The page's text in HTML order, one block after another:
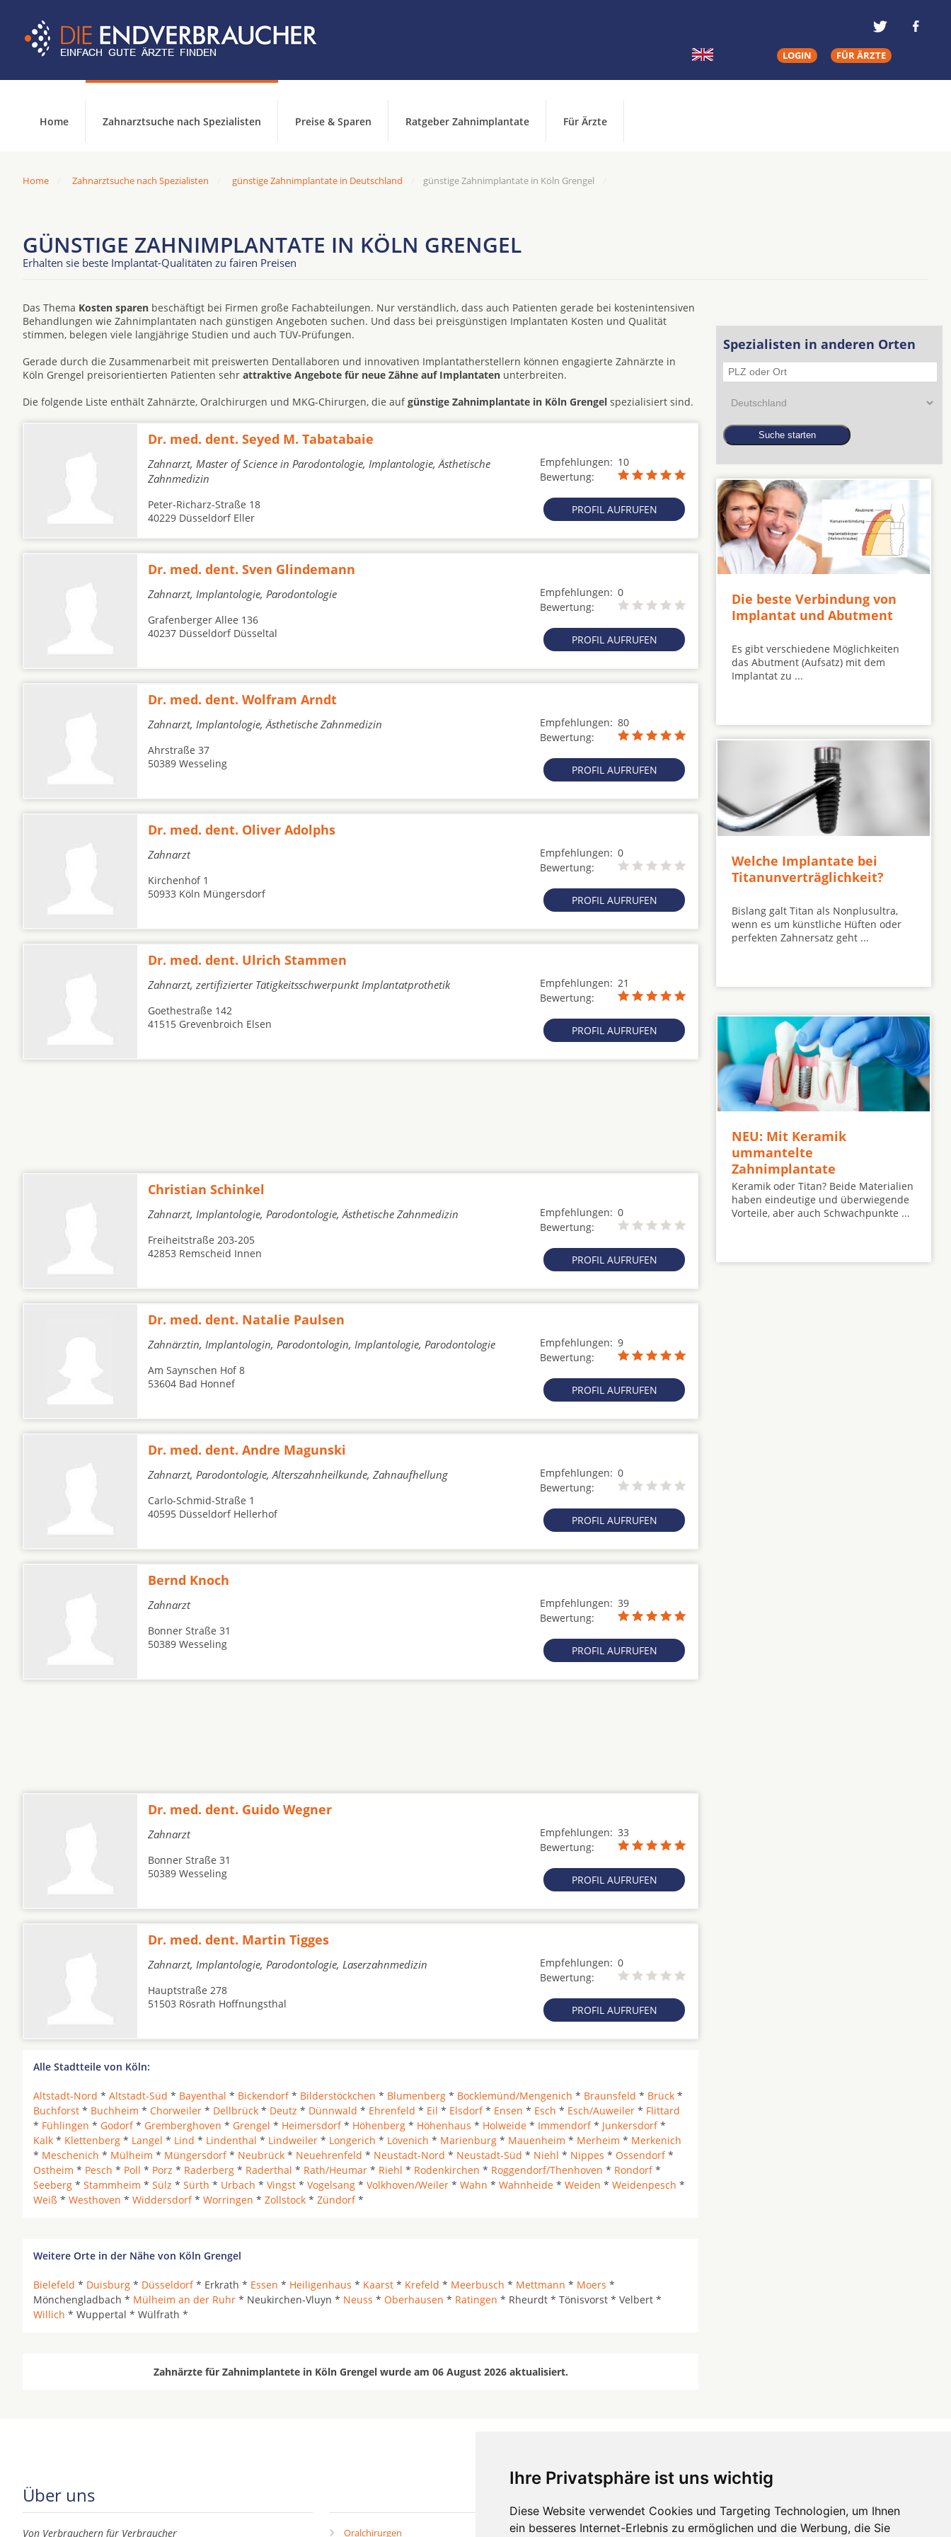
Ihre Privatsphäre ist uns wichtig
Diese Website verwendet Cookies und Targeting Technologien, um Ihnen
ein besseres Internet-Erlebnis zu ermöglichen und die Werbung, die Sie
LOGIN FÜR ÄRZTE
Home Zahnarztsuche nach Spezialisten Preise & Sparen Ratgeber Zahnimplantate Für Ärzte
Home Zahnarztsuche nach Spezialisten günstige Zahnimplantate in Deutschland günstige Zahnimplantate in Köln Grengel
GÜNSTIGE ZAHNIMPLANTATE IN KÖLN GRENGEL
Erhalten sie beste Implantat-Qualitäten zu fairen Preisen
Das Thema Kosten sparen beschäftigt bei Firmen große Fachabteilungen. Nur verständlich, dass auch Patienten gerade bei kostenintensiven
Behandlungen wie Zahnimplantaten nach günstigen Angeboten suchen. Und dass bei preisgünstigen Implantaten Kosten und Qualität
stimmen, belegen viele langjährige Studien und auch TÜV-Prüfungen.
Gerade durch die Zusammenarbeit mit preiswerten Dentallaboren und innovativen Implantatherstellern können engagierte Zahnärzte in
Köln Grengel preisorientierten Patienten sehr attraktive Angebote für neue Zähne auf Implantaten unterbreiten.
Die folgende Liste enthält Zahnärzte, Oralchirurgen und MKG-Chirurgen, die aufgünstige Zahnimplantate in Köln Grengel spezialisiert sind.
Dr. med. dent. Seyed M. Tabatabaie
Zahnarzt, Master of Science in Parodontologie, Implantologie, Ästhetische
Zahnmedizin
Empfehlungen: 10
Bewertung:
PROFIL AUFRUFEN
Peter-Richarz-Straße 18
40229 Düsseldorf Eller
Dr. med. dent. Sven Glindemann
Zahnarzt, Implantologie, Parodontologie Empfehlungen: 0
Bewertung:
PROFIL AUFRUFEN
Grafenberger Allee 136
40237 Düsseldorf Düsseltal
Dr. med. dent. Wolfram Arndt
Zahnarzt, Implantologie, Ästhetische Zahnmedizin Empfehlungen: 80
Bewertung:
PROFIL AUFRUFEN
Ahrstraße 37
50389 Wesseling
Dr. med. dent. Oliver Adolphs
Zahnarzt Empfehlungen: 0
Bewertung:
PROFIL AUFRUFEN
Kirchenhof 1
50933 Köln Müngersdorf
Dr. med. dent. Ulrich Stammen
Zahnarzt, zertifizierter Tätigkeitsschwerpunkt Implantatprothetik Empfehlungen: 21
Bewertung:
PROFIL AUFRUFEN
Goethestraße 142
41515 Grevenbroich Elsen
Christian Schinkel
Zahnarzt, Implantologie, Parodontologie, Ästhetische Zahnmedizin Empfehlungen: 0
Bewertung:
PROFIL AUFRUFEN
Freiheitstraße 203-205
42853 Remscheid Innen
Dr. med. dent. Natalie Paulsen
Zahnärztin, Implantologin, Parodontologin, Implantologie, Parodontologie Empfehlungen: 9
Bewertung:
PROFIL AUFRUFEN
Am Saynschen Hof 8
53604 Bad Honnef
Dr. med. dent. Andre Magunski
Zahnarzt, Parodontologie, Alterszahnheilkunde, Zahnaufhellung Empfehlungen: 0
Bewertung:
PROFIL AUFRUFEN
Carlo-Schmid-Straße 1
40595 Düsseldorf Hellerhof
Bernd Knoch
Zahnarzt Empfehlungen: 39
Bewertung:
PROFIL AUFRUFEN
Bonner Straße 31
50389 Wesseling
Dr. med. dent. Guido Wegner
Zahnarzt Empfehlungen: 33
Bewertung:
PROFIL AUFRUFEN
Bonner Straße 31
50389 Wesseling
Dr. med. dent. Martin Tigges
Zahnarzt, Implantologie, Parodontologie, Laserzahnmedizin Empfehlungen: 0
Bewertung:
PROFIL AUFRUFEN
Hauptstraße 278
51503 Rösrath Hoffnungsthal
Alle Stadtteile von Köln:
Altstadt-Nord * Altstadt-Süd * Bayenthal * Bickendorf* Bilderstöckchen * Blumenberg * Bocklemünd/Mengenich * Braunsfeld * Brück *
Buchforst * Buchheim * Chorweiler * Dellbrück * Deutz * Dünnwald * Ehrenfeld * Eil * Elsdorf* Ensen * Esch * Esch/Auweiler * Flittard
* Fühlingen * Godorf* Gremberghoven * Grengel * Heimersdorf* Höhenberg * Höhenhaus * Holweide * Immendorf* Junkersdorf*
Kalk * Klettenberg * Langel * Lind * Lindenthal * Lindweiler * Longerich * Lövenich * Marienburg * Mauenheim * Merheim * Merkenich
* Meschenich * Mülheim * Müngersdorf* Neubrück * Neuehrenfeld * Neustadt-Nord * Neustadt-Süd * Niehl * Nippes * Ossendorf*
Ostheim * Pesch * Poll * Porz * Raderberg * Raderthal * Rath/Heumar * Riehl * Rodenkirchen * Roggendorf/Thenhoven * Rondorf*
Seeberg * Stammheim * Sülz * Sürth * Urbach * Vingst * Vogelsang * Volkhoven/Weiler * Wahn * Wahnheide * Weiden * Weidenpesch *
Weiß * Westhoven * Widdersdorf* Worringen * Zollstock * Zündorf*
Weitere Orte in der Nähe von Köln Grengel
Bielefeld * Duisburg * Düsseldorf* Erkrath * Essen * Heiligenhaus * Kaarst * Krefeld * Meerbusch * Mettmann * Moers *
Mönchengladbach * Mülheim an der Ruhr * Neukirchen-Vluyn * Neuss * Oberhausen * Ratingen * Rheurdt * Tönisvorst * Velbert *
Willich * Wuppertal * Wülfrath *
Zahnärzte für Zahnimplantete in Köln Grengel wurde am 06 August 2026 aktualisiert.
Spezialisten in anderen Orten
Die beste Verbindung von
Implantat und Abutment
Es gibt verschiedene Möglichkeiten
das Abutment (Aufsatz) mit dem
Implantat zu ...
Welche Implantate bei
Titanunverträglichkeit?
Bislang galt Titan als Nonplusultra,
wenn es um künstliche Hüften oder
perfekten Zahnersatz geht ...
NEU: Mit Keramik
ummantelte
Zahnimplantate
Keramik oder Titan? Beide Materialien
haben eindeutige und überwiegende
Vorteile, aber auch Schwachpunkte ...
Über uns
Von Verbrauchern für Verbraucher
mehr ...
Oralchirurgen Zahnärzte in Städten Hörgeräte die-endverbraucher.com